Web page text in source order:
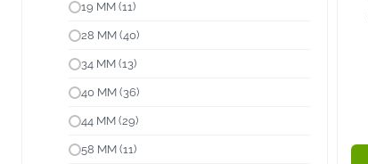
19 MM (11)
28 MM (40)
34 MM (13)
40 MM (36)
44 MM (29)
58 MM (11)